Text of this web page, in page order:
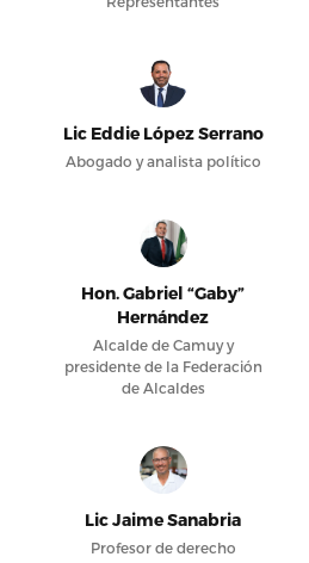
Lic Eddie López Serrano
Abogado y analista político
Hon. Gabriel “Gaby”
Hernández
Alcalde de Camuy y
presidente de la Federación
de Alcaldes
Lic Jaime Sanabria
Profesor de derecho